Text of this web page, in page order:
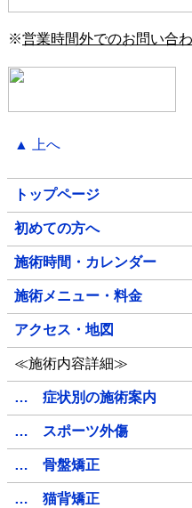
※営業時間外でのお問い合
▲ 上へ
トップページ
初めての方へ
施術時間・カレンダー
施術メニュー・料金
アクセス・地図
≪施術内容詳細≫
… 症状別の施術案内
… スポーツ外傷
… 骨盤矯正
… 猫背矯正